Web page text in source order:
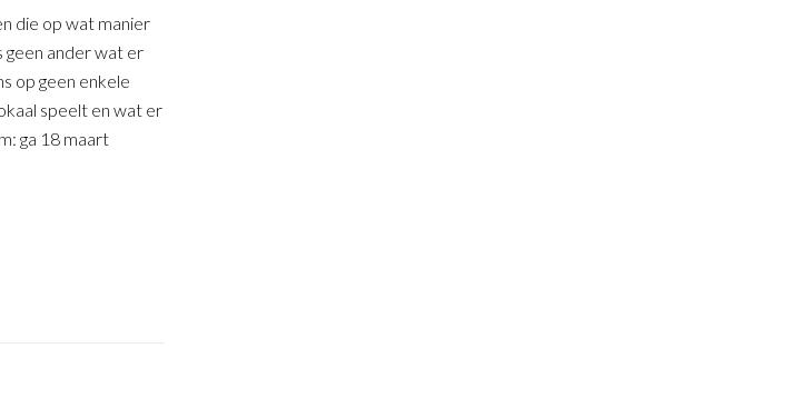
die op wat manier
geen ander wat er
op geen enkele
speelt en wat er
ga 18 maart